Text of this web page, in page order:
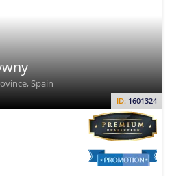
ID: 1601324
Spain